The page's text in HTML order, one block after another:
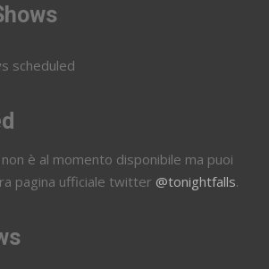
scheduled
è al momento disponibile ma puoi
pagina ufficiale twitter @tonightfalls.